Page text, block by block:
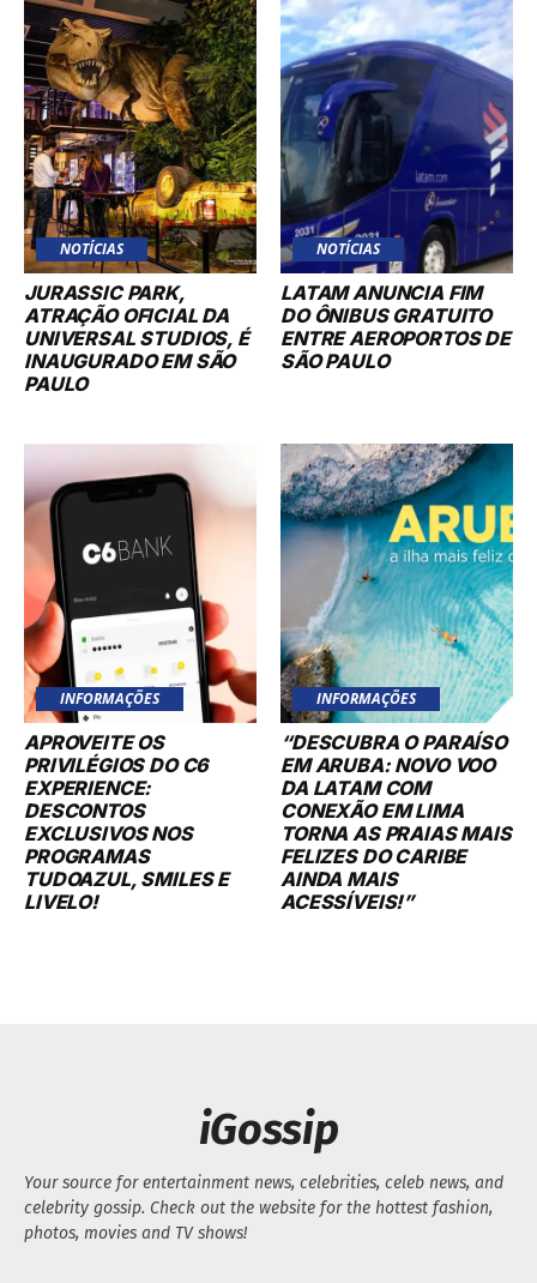
NOTÍCIAS
JURASSIC PARK,
ATRAÇÃO OFICIAL DA
UNIVERSAL STUDIOS, É
INAUGURADO EM SÃO
PAULO
NOTÍCIAS
LATAM ANUNCIA FIM
DO ÔNIBUS GRATUITO
ENTRE AEROPORTOS DE
SÃO PAULO
INFORMAÇÕES
APROVEITE OS
PRIVILÉGIOS DO C6
EXPERIENCE:
DESCONTOS
EXCLUSIVOS NOS
PROGRAMAS
TUDOAZUL, SMILES E
LIVELO!
INFORMAÇÕES
“DESCUBRA O PARAÍSO
EM ARUBA: NOVO VOO
DA LATAM COM
CONEXÃO EM LIMA
TORNA AS PRAIAS MAIS
FELIZES DO CARIBE
AINDA MAIS
ACESSÍVEIS!”
iGossip
Your source for entertainment news, celebrities, celeb news, and
celebrity gossip. Check out the website for the hottest fashion,
photos, movies and TV shows!